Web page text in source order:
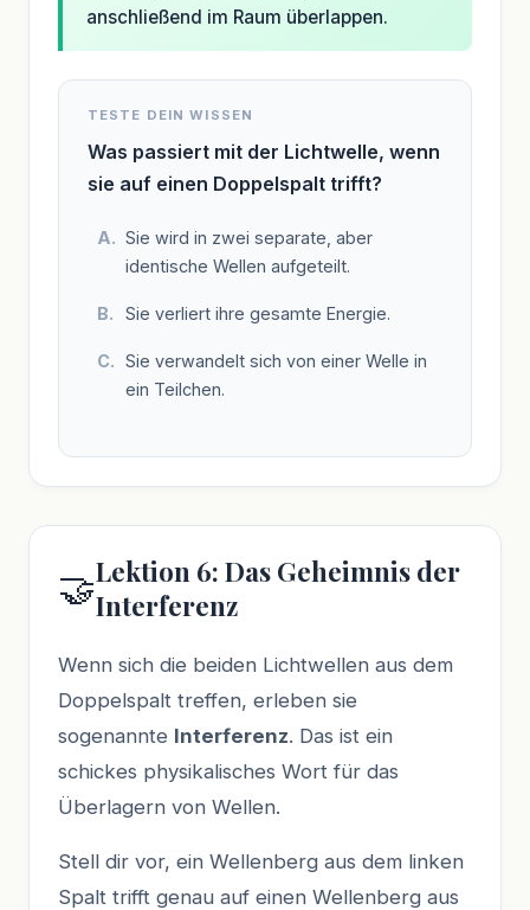
anschließend im Raum überlappen.
TESTE DEIN WISSEN
Was passiert mit der Lichtwelle, wenn
sie auf einen Doppelspalt trifft?
Sie wird in zwei separate, aber
identische Wellen aufgeteilt.
Sie verliert ihre gesamte Energie.
Sie verwandelt sich von einer Welle in
ein Teilchen.
🤝Lektion 6: Das Geheimnis der
Interferenz
Wenn sich die beiden Lichtwellen aus dem
Doppelspalt treffen, erleben sie
sogenannte Interferenz. Das ist ein
schickes physikalisches Wort für das
Überlagern von Wellen.
Stell dir vor, ein Wellenberg aus dem linken
Spalt trifft genau auf einen Wellenberg aus